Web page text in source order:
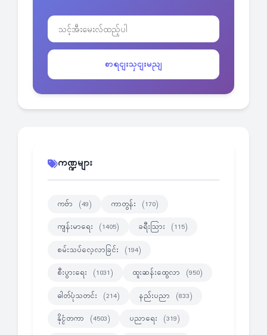
စာရငျးသှငျးမညျ
ကဏ္ဍများ
ကဗ်ာ (49) ကာတွန်း (170)
ကျန်းမာရေး (1405) ခရီးသြား (115)
စမ်းသပ်လေ့လာခြင်း (194)
စီးပွားရေး (1031) ထူးဆန်းထွေလာ (950)
ဓါတ်ပုံသတင်း (214) နည်းပညာ (833)
နိုင္ငံတကာ (4503) ပညာရေး (319)